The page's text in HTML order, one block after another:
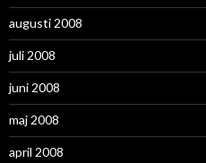
augusti 2008
juli 2008
juni 2008
maj 2008
april 2008